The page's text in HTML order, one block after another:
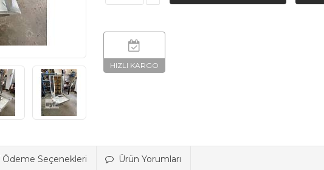
Ödeme Seçenekleri Ürün Yorumları